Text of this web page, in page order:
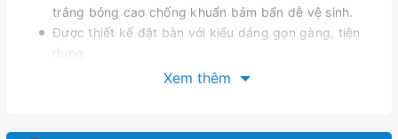
trắng bóng cao chống khuẩn bám bẩn dễ vệ sinh.
Được thiết kế đặt bàn với kiểu dáng gọn gàng, tiện
dụng.
Thương hiệu HUGE – từ ĐỨC (Châu Âu).
Xem thêm